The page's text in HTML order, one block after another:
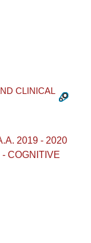
CLINICAL
2019 - 2020
COGNITIVE